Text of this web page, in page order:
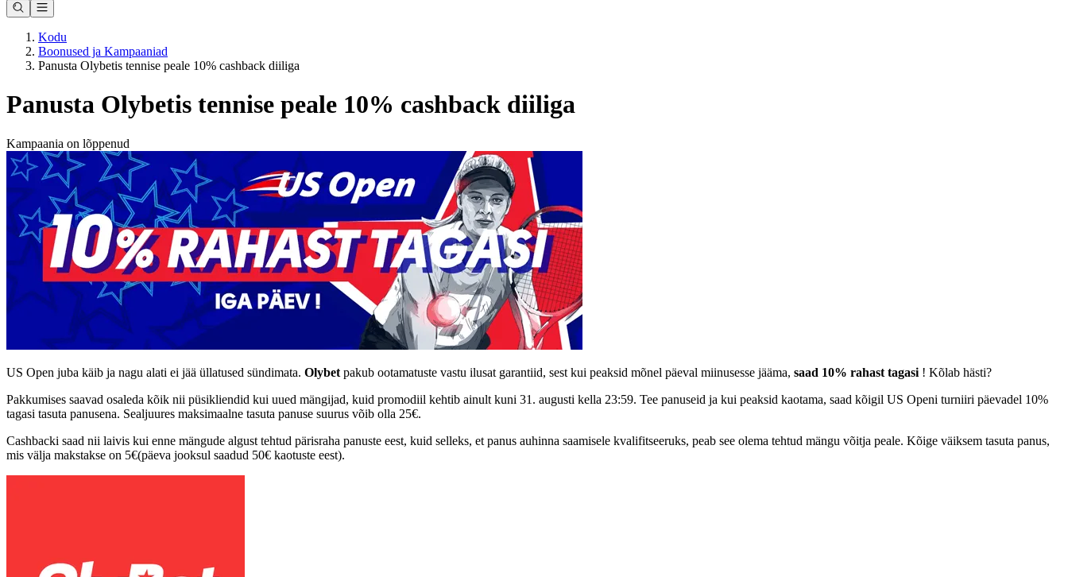
Kodu
Boonused ja Kampaaniad
Panusta Olybetis tennise peale 10% cashback diiliga
Panusta Olybetis tennise peale 10% cashback diiliga
Kampaania on lõppenud
US Open juba käib ja nagu alati ei jää üllatused sündimata. Olybet pakub ootamatuste vastu ilusat garantiid, sest kui peaksid mõnel päeval miinusesse jääma, saad 10% rahast tagasi ! Kõlab hästi?
Pakkumises saavad osaleda kõik nii püsikliendid kui uued mängijad, kuid promodiil kehtib ainult kuni 31. augusti kella 23:59. Tee panuseid ja kui peaksid kaotama, saad kõigil US Openi turniiri päevadel 10%
tagasi tasuta panusena. Sealjuures maksimaalne tasuta panuse suurus võib olla 25€.
Cashbacki saad nii laivis kui enne mängude algust tehtud pärisraha panuste eest, kuid selleks, et panus auhinna saamisele kvalifitseeruks, peab see olema tehtud mängu võitja peale. Kõige väiksem tasuta panus,
mis välja makstakse on 5€(päeva jooksul saadud 50€ kaotuste eest).